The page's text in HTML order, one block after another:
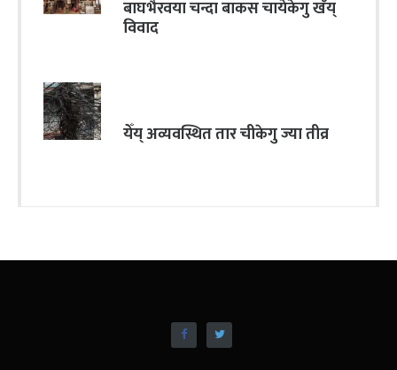
बाघभैरवया चन्दा बाकस चायेकेगु खँय्
विवाद
येँय् अव्यवस्थित तार चीकेगु ज्या तीव्र